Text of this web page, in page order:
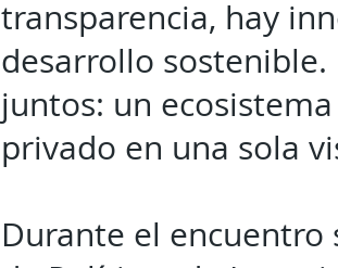
transparencia, hay
desarrollo
juntos: un
privado en una sola
Durante el encuentro